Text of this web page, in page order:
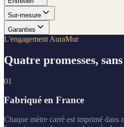
Sur-mesure
Garanties
L'engagement AuraMur
Quatre promesses,
01
Fabriqué en France
Chaque mètre carré est imprimé dans